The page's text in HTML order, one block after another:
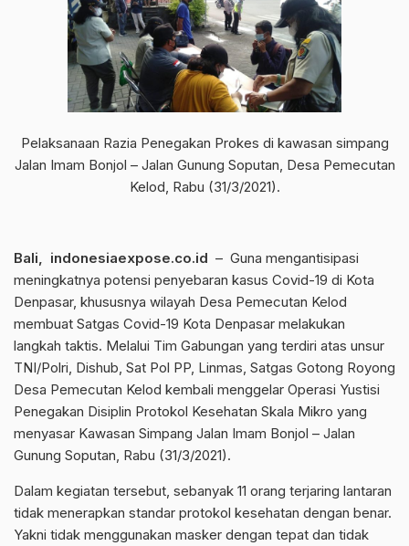
Pelaksanaan Razia Penegakan Prokes di kawasan simpang
Jalan Imam Bonjol – Jalan Gunung Soputan, Desa Pemecutan
Kelod, Rabu (31/3/2021).
Bali, indonesiaexpose.co.id – Guna mengantisipasi
meningkatnya potensi penyebaran kasus Covid-19 di Kota
Denpasar, khususnya wilayah Desa Pemecutan Kelod
membuat Satgas Covid-19 Kota Denpasar melakukan
langkah taktis. Melalui Tim Gabungan yang terdiri atas unsur
TNI/Polri, Dishub, Sat Pol PP, Linmas, Satgas Gotong Royong
Desa Pemecutan Kelod kembali menggelar Operasi Yustisi
Penegakan Disiplin Protokol Kesehatan Skala Mikro yang
menyasar Kawasan Simpang Jalan Imam Bonjol – Jalan
Gunung Soputan, Rabu (31/3/2021).
Dalam kegiatan tersebut, sebanyak 11 orang terjaring lantaran
tidak menerapkan standar protokol kesehatan dengan benar.
Yakni tidak menggunakan masker dengan tepat dan tidak